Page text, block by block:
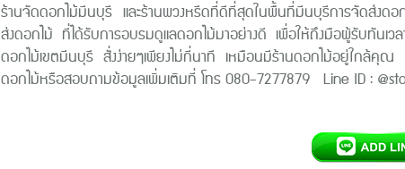
ร้านจัดดอกไม้มีนบุรี และร้านพวงหรีดที่ดีที่สุดในพื้นที่มีนบุรีการจัดส่
ส่งดอกไม้ ที่ได้รับการอบรมดูแลดอกไม้มาอย่างดี เพื่อให้ถึงมือผู้รับทั
ดอกไม้เขตมีนบุรี สั่งง่ายๆเพียงไม่กี่นาที เหมือนมีร้านดอกไม้อยู่ใก
ดอกไม้หรือสอบถามข้อมูลเพิ่มเติมที่ โทร 080-7277879 Line ID :